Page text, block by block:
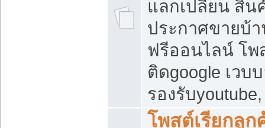
แลกเปลี่ยน สิน
ประกาศขายบ้
ฟรีออนไลน์ โพ
ติดgoogle เวบ
รองรับ
โพสต์เรียกลูก